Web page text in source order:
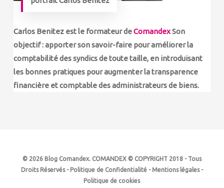
Carlos Benitez est le formateur deComandexSon
objectif : apporter son savoir-faire pour améliorer la
comptabilité des syndics de toute taille, en introduisant
les bonnes pratiques pour augmenter la transparence
financière et comptable des administrateurs de biens.
© 2026 Blog Comandex. COMANDEX © COPYRIGHT 2018 - Tous
Droits Réservés - Politique de Confidentialité-Mentions légales-
Politique de cookies